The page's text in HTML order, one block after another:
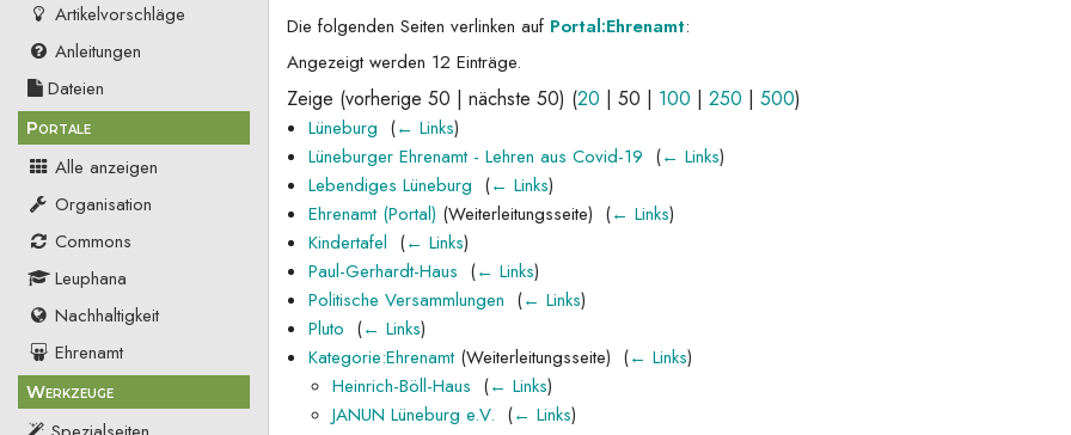
Artikelvorschläge
Anleitungen
Dateien
Portale
Alle anzeigen
Organisation
Commons
Leuphana
Nachhaltigkeit
Ehrenamt
Werkzeuge
Die folgenden Seiten verlinken auf Portal:Ehrenamt:
Angezeigt werden 12 Einträge.
Zeige (vorherige 50 |nächste 50) (20 |50 | 100 |250 |500)
Lüneburg (← Links)
Lüneburger Ehrenamt - Lehren aus Covid-19 (← Links)
Lebendiges Lüneburg (← Links)
Ehrenamt (Portal) (Weiterleitungsseite) ‎ (← Links)
Kindertafel (← Links)
Paul-Gerhardt-Haus (← Links)
Politische Versammlungen (← Links)
Pluto (← Links)
Kategorie:Ehrenamt(Weiterleitungsseite) ‎ (← Links)
Heinrich-Böll-Haus (← Links)
JANUN Lüneburg e.V. (← Links)